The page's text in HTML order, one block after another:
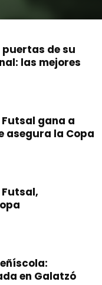
de su
las mejores
gana a
asegura la Copa
en Galatzó